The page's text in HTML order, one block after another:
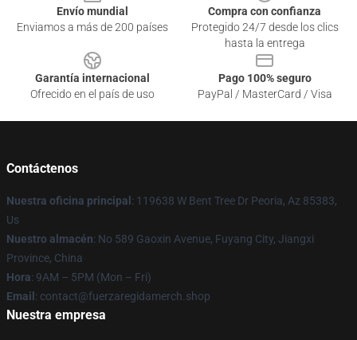
Envío mundial
Enviamos a más de 200 países
Compra con confianza
Protegido 24/7 desde los clics
hasta la entrega
Garantía internacional
Ofrecido en el país de uso
Pago 100% seguro
PayPal / MasterCard / Visa
Contáctenos
Nuestra oficina principal : 119638 W Bent Tree Dr Peoria, Az 85383,
Us
Nuestro almacén: No 589 Gaoxin Avenue, Fuyang City, Jiangxi
Province, China
Hora: 9AM – 5PM (Mon – Fri)
Email : contact@fuerzaregidamerch.shop
Nuestra empresa